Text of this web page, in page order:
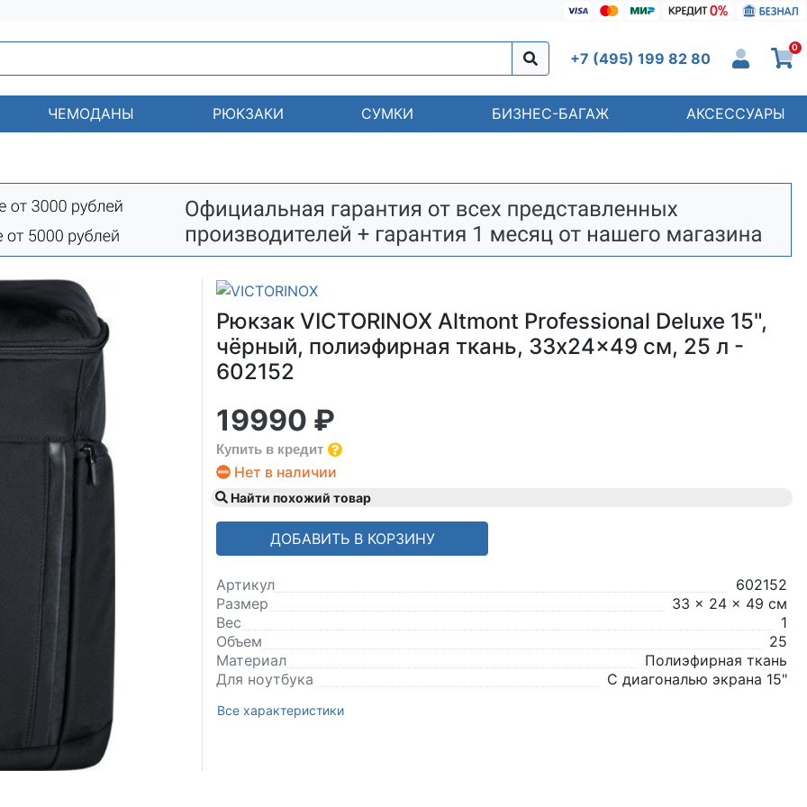
+7 (495) 199 82 80
0
ЧЕМОДАНЫ РЮКЗАКИ СУМКИ БИЗНЕС-БАГАЖ АКСЕССУАРЫ
Рюкзак VICTORINOX Altmont Professional Deluxe 15",
чёрный, полиэфирная ткань, 33x24x49 см, 25 л -
602152
19990 ₽
Купить в кредит
Нет в наличии
Найти похожий товар
ДОБАВИТЬ В КОРЗИНУ
Артикул
602152
Размер
33 x 24 x 49 см
Вес
1
Объем
25
Материал
Полиэфирная ткань
Для ноутбука
С диагональю экрана 15"
Все характеристики